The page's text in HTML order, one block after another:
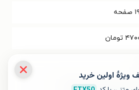
صفحه
تومان
چه امتیازی می‌دهید؟